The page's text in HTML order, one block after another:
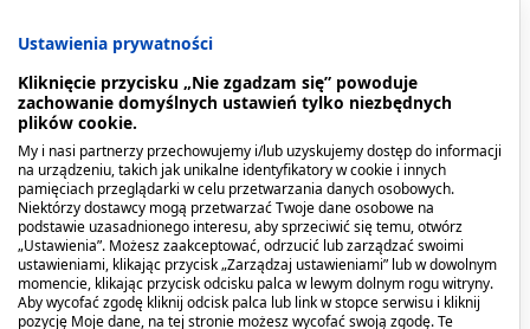
medyczny przeznaczony do:
wspomagania leczenia blizn pooperacyjnych,
pourazowych, pooparzeniowych,
wygładzania i rozjaśniania blizn nowo
powstałych i już istniejących,
zmniejszania widoczności blizn,
wspomagania prawidłowego bliznowacenia
Ustawienia prywatności
Kliknięcie przycisku „Nie zgadzam się” powoduje
zachowanie domyślnych ustawień tylko niezbędnych
plików cookie.
My i nasi partnerzy przechowujemy i/lub uzyskujemy dostęp do informacji
na urządzeniu, takich jak unikalne identyfikatory w cookie i innych
pamięciach przeglądarki w celu przetwarzania danych osobowych.
Niektórzy dostawcy mogą przetwarzać Twoje dane osobowe na
podstawie uzasadnionego interesu, aby sprzeciwić się temu, otwórz
„Ustawienia”. Możesz zaakceptować, odrzucić lub zarządzać swoimi
ustawieniami, klikając przycisk „Zarządzaj ustawieniami” lub w dowolnym
momencie, klikając przycisk odcisku palca w lewym dolnym rogu witryny.
Aby wycofać zgodę kliknij odcisk palca lub link w stopce serwisu i kliknij
pozycję Moje dane, na tej stronie możesz wycofać swoją zgodę. Te